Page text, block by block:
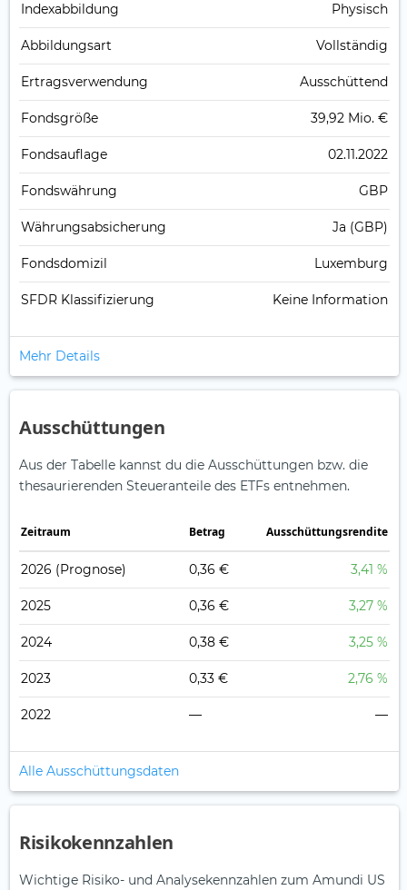
Index­abbildung Physisch
Abbildungs­art Vollständig
Ertrags­verwendung Ausschüttend
Fonds­größe 39,92 Mio. €
Fonds­auflage 02.11.2022
Fonds­währung GBP
Währungsabsicherung Ja (GBP)
Fondsdomizil Luxemburg
SFDR Klassifizierung Keine Information
Mehr Details
Ausschüttungen
Aus der Tabelle kannst du die Ausschüttungen bzw. die
thesaurierenden Steueranteile des ETFs entnehmen.
Zeitraum Betrag Ausschüttungsrendite
2026 (Prognose) 0,36 € 3,41 %
2025 0,36 € 3,27 %
2024 0,38 € 3,25 %
2023 0,33 € 2,76 %
2022 — —
Alle Ausschüttungsdaten
Risikokennzahlen
Wichtige Risiko- und Analysekennzahlen zum Amundi US